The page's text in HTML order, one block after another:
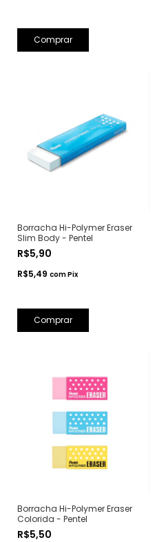
Borracha Hi-Polymer Eraser
Slim Body - Pentel
R$5,90
R$5,49 comPix
Borracha Hi-Polymer Eraser
Colorida - Pentel
R$5,50